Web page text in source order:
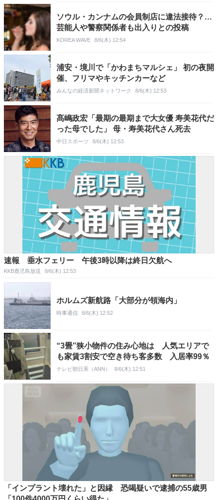
ソウル・カンナムの会員制店に違法接待？…
芸能人や警察関係者も出入りとの投稿
KOREA WAVE 8/6(木) 12:54
浦安・境川で「かわまちマルシェ」 初の夜開
催、フリマやキッチンカーなど
みんなの経済新聞ネットワーク 8/6(木) 12:53
髙嶋政宏「最期の最期まで大女優 寿美花代だ
った母でした」 母・寿美花代さん死去
中日スポーツ 8/6(木) 12:53
速報 垂水フェリー 午後3時以降は終日欠航へ
KKB鹿児島放送 8/6(木) 12:53
ホルムズ新航路「大部分が領海内」
時事通信 8/6(木) 12:52
“3畳”狭小物件の住み心地は 人気エリアで
も家賃3割安で空き待ち客多数 入居率99％
テレビ朝日系（ANN） 8/6(木) 12:51
「インプラント壊れた」と因縁 恐喝疑いで逮捕の55歳男